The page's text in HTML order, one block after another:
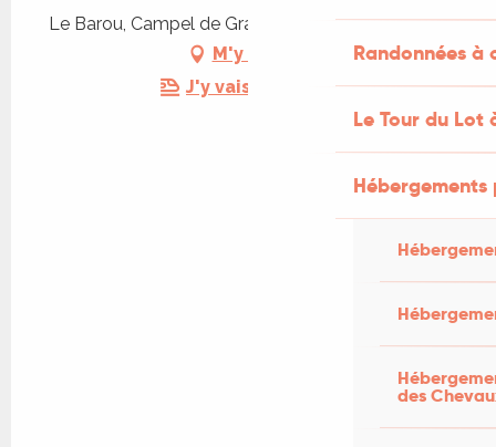
Randonnées
Le Tour du Lot
des
Le Barou, Campel de Grandou, 46340 Dégagnac
M'y rendre
J'y vais en train !